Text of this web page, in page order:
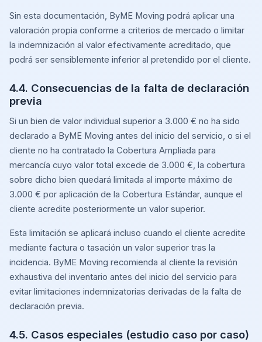
Sin esta documentación, ByME Moving podrá aplicar una
valoración propia conforme a criterios de mercado o limitar
la indemnización al valor efectivamente acreditado, que
podrá ser sensiblemente inferior al pretendido por el cliente.
4.4. Consecuencias de la falta de declaración
previa
Si un bien de valor individual superior a 3.000 € no ha sido
declarado a ByME Moving antes del inicio del servicio, o si el
cliente no ha contratado la Cobertura Ampliada para
mercancía cuyo valor total excede de 3.000 €, la cobertura
sobre dicho bien quedará limitada al importe máximo de
3.000 € por aplicación de la Cobertura Estándar, aunque el
cliente acredite posteriormente un valor superior.
Esta limitación se aplicará incluso cuando el cliente acredite
mediante factura o tasación un valor superior tras la
incidencia. ByME Moving recomienda al cliente la revisión
exhaustiva del inventario antes del inicio del servicio para
evitar limitaciones indemnizatorias derivadas de la falta de
declaración previa.
4.5. Casos especiales (estudio caso por caso)